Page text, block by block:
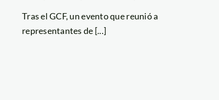
Tras el GCF, un evento que reunió a
representantes de [...]